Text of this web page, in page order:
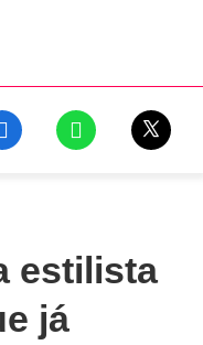
estilista
já